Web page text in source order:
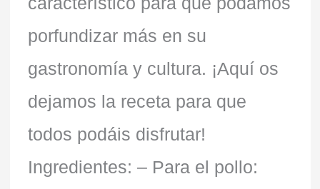
porfundizar más en su
gastronomía y cultura. ¡Aquí os
dejamos la receta para que
todos podáis disfrutar!
Ingredientes: – Para el pollo: